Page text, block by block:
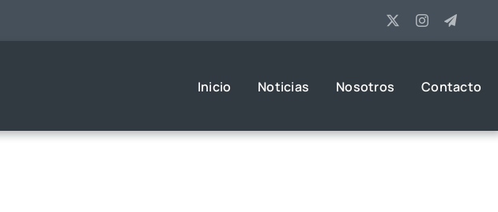
Inicio Noticias Nosotros Contacto